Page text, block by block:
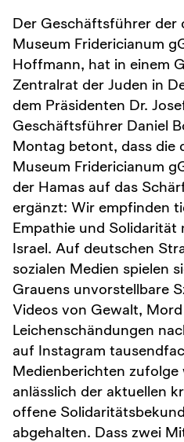
Der Geschäftsführer der
Museum Fridericianum
Hoffmann, hat in einem
Zentralrat der Juden in
dem Präsidenten Dr.
Geschäftsführer Daniel
Montag betont, dass die
Museum Fridericianum
der Hamas auf das
ergänzt: Wir empfinden
Empathie und Solidarität
Israel. Auf deutschen
sozialen Medien spielen
Grauens unvorstellbare
Videos von Gewalt,
Leichenschändungen
auf Instagram
Medienberichten zufolge
anlässlich der aktuellen
offene
abgehalten. Dass zwei